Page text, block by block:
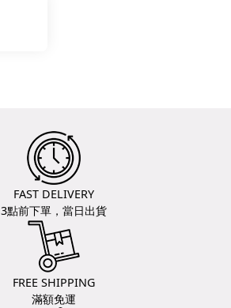
FAST DELIVERY
3點前下單，當日出貨
FREE SHIPPING
滿額免運